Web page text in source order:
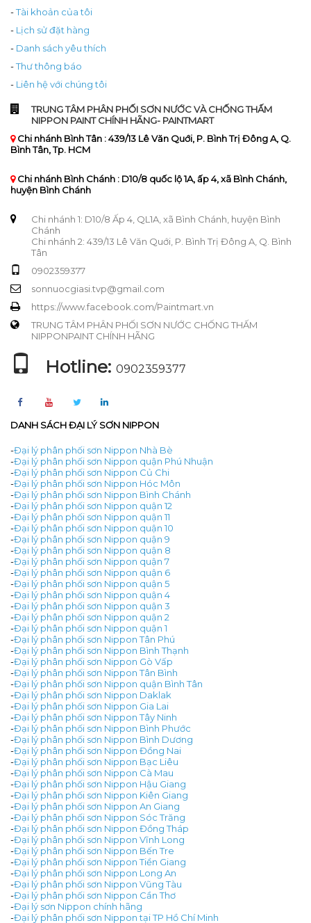
-Tài khoản của tôi
- Lịch sử đặt hàng
- Danh sách yêu thích
-Thư thông báo
- Liên hệ với chúng tôi
TRUNG TÂM PHÂN PHỐI SƠN NƯỚC VÀ CHỐNG THẤM
NIPPON PAINT CHÍNH HÃNG- PAINTMART
Chi nhánh Bình Tân : 439/13 Lê Văn Quới, P. Bình Trị Đông A, Q.
Bình Tân, Tp. HCM
Chi nhánh Bình Chánh : D10/8 quốc lộ 1A, ấp 4, xã Bình Chánh,
huyện Bình Chánh
Chi nhánh 1: D10/8 Ấp 4, QL1A, xã Bình Chánh, huyện Bình
Chánh
Chi nhánh 2: 439/13 Lê Văn Quới, P. Bình Trị Đông A, Q. Bình
Tân
0902359377
sonnuocgiasi.tvp@gmail.com
https://www.facebook.com/Paintmart.vn
TRUNG TÂM PHÂN PHỐI SƠN NƯỚC CHỐNG THẤM
NIPPONPAINT CHÍNH HÃNG
Hotline: 0902359377
DANH SÁCH ĐẠI LÝ SƠN NIPPON
-Đại lý phân phối sơn Nippon Nhà Bè
-Đại lý phân phối sơn Nippon quận Phú Nhuận
-Đại lý phân phối sơn Nippon Củ Chi
-Đại lý phân phối sơn Nippon Hóc Môn
-Đại lý phân phối sơn Nippon Bình Chánh
-Đại lý phân phối sơn Nippon quận 12
-Đại lý phân phối sơn Nippon quận 11
-Đại lý phân phối sơn Nippon quận 10
-Đại lý phân phối sơn Nippon quận 9
-Đại lý phân phối sơn Nippon quận 8
-Đại lý phân phối sơn Nippon quận 7
-Đại lý phân phối sơn Nippon quận 6
-Đại lý phân phối sơn Nippon quận 5
-Đại lý phân phối sơn Nippon quận 4
-Đại lý phân phối sơn Nippon quận 3
-Đại lý phân phối sơn Nippon quận 2
-Đại lý phân phối sơn Nippon quận 1
-Đại lý phân phối sơn Nippon Tân Phú
-Đại lý phân phối sơn Nippon Bình Thạnh
-Đại lý phân phối sơn Nippon Gò Vấp
-Đại lý phân phối sơn Nippon Tân Bình
-Đại lý phân phối sơn Nippon quận Bình Tân
-Đại lý phân phối sơn Nippon Daklak
-Đại lý phân phối sơn Nippon Gia Lai
-Đại lý phân phối sơn Nippon Tây Ninh
-Đại lý phân phối sơn Nippon Bình Phước
-Đại lý phân phối sơn Nippon Bình Dương
-Đại lý phân phối sơn Nippon Đồng Nai
-Đại lý phân phối sơn Nippon Bạc Liêu
-Đại lý phân phối sơn Nippon Cà Mau
-Đại lý phân phối sơn Nippon Hậu Giang
-Đại lý phân phối sơn Nippon Kiên Giang
-Đại lý phân phối sơn Nippon An Giang
-Đại lý phân phối sơn Nippon Sóc Trăng
-Đại lý phân phối sơn Nippon Đồng Tháp
-Đại lý phân phối sơn Nippon Vĩnh Long
-Đại lý phân phối sơn Nippon Bến Tre
-Đại lý phân phối sơn Nippon Tiền Giang
-Đại lý phân phối sơn Nippon Long An
-Đại lý phân phối sơn Nippon Vũng Tàu
-Đại lý phân phối sơn Nippon Cần Thơ
-Đại lý sơn Nippon chính hãng
-Đại lý phân phối sơn Nippon tại TP Hồ Chí Minh